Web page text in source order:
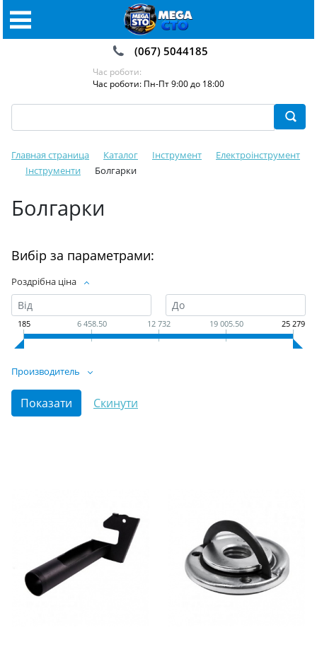
(067) 5044185
Час роботи:
Час роботи: Пн-Пт 9:00 до 18:00
Главная страница Каталог Інструмент
Електроінструмент
Інструменти
Болгарки
Болгарки
Вибір за параметрами:
Роздрібна ціна
185 6 458.50 12 732 19 005.50 25 279
Производитель